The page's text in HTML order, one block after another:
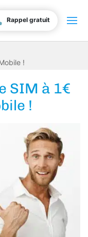
Rappel gratuit
!
SIM à 1€
!